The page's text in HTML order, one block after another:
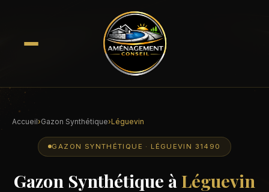
Accueil›Gazon Synthétique›Léguevin
GAZON SYNTHÉTIQUE · LÉGUEVIN 31490
Gazon Synthétique à Léguevin